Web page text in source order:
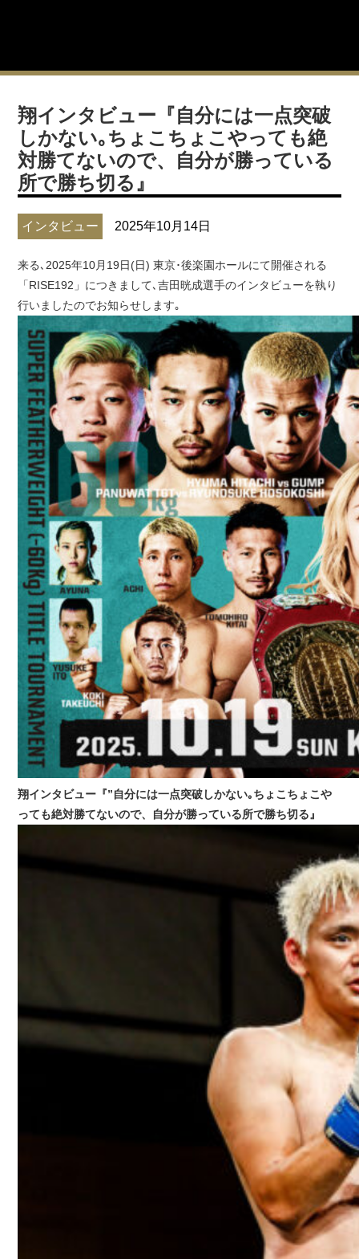
翔インタビュー『自分には一点突破
しかない｡ちょこちょこやっても絶
対勝てないので、自分が勝っている
所で勝ち切る』
インタビュー 2025年10月14日
来る､2025年10月19日(日) 東京･後楽園ホールにて開催される
「RISE192」につきまして､吉田晄成選手のインタビューを執り
行いましたのでお知らせします｡
翔インタビュー『”自分には一点突破しかない｡ちょこちょこや
っても絶対勝てないので、自分が勝っている所で勝ち切る』